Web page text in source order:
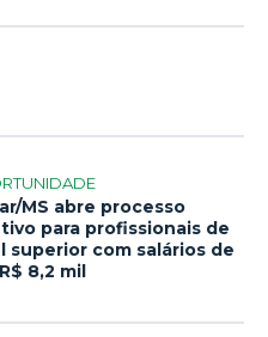
MS abre processo
para profissionais de
superior com salários de
8,2 mil